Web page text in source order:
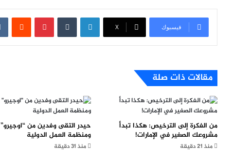
فيسبوك X
لينكدإن بينتيريست
مقالات ذات صلة
من الفكرة إلى الترخيص: هكذا تبدأ
مشروعك الصغير في الإمارات!
منذ 21 دقيقة
حيدر التقى وفدين من “اوجيرو”
ومنظمة العمل الدولية
منذ 31 دقيقة